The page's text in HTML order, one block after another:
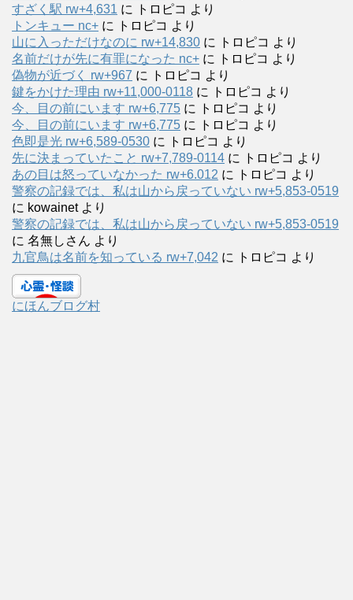
すざく駅 rw+4,631 に トロピコ より
トンキュー nc+ に トロピコ より
山に入っただけなのに rw+14,830 に トロピコ より
名前だけが先に有罪になった nc+ に トロピコ より
偽物が近づく rw+967 に トロピコ より
鍵をかけた理由 rw+11,000-0118 に トロピコ より
今、目の前にいます rw+6,775 に トロピコ より
今、目の前にいます rw+6,775 に トロピコ より
色即是光 rw+6,589-0530 に トロピコ より
先に決まっていたこと rw+7,789-0114 に トロピコ より
あの目は怒っていなかった rw+6.012 に トロピコ より
警察の記録では、私は山から戻っていない rw+5,853-0519
に kowainetより
警察の記録では、私は山から戻っていない rw+5,853-0519
に 名無しさん より
九官鳥は名前を知っている rw+7,042 に トロピコ より
にほんブログ村